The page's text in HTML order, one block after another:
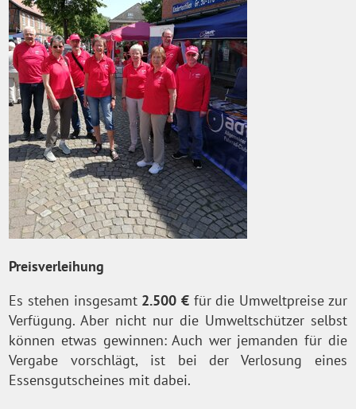
Preisverleihung
Es stehen insgesamt 2.500 € für die Umweltpreise zur
Verfügung. Aber nicht nur die Umweltschützer selbst
können etwas gewinnen: Auch wer jemanden für die
Vergabe vorschlägt, ist bei der Verlosung eines
Essensgutscheines mit dabei.